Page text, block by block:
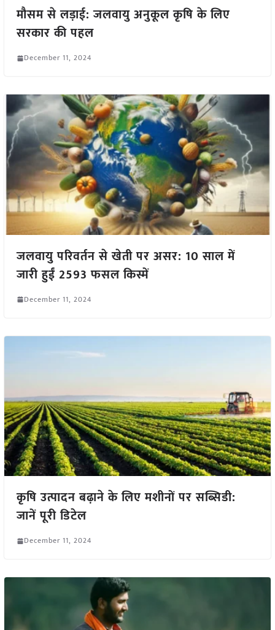
मौसम से लड़ाई: जलवायु अनुकूल कृषि के लिए
सरकार की पहल
December 11, 2024
जलवायु परिवर्तन से खेती पर असर: 10 साल में
जारी हुईं 2593 फसल किस्में
December 11, 2024
कृषि उत्पादन बढ़ाने के लिए मशीनों पर सब्सिडी:
जानें पूरी डिटेल
December 11, 2024